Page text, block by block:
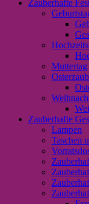
Zauberhafte
Muttertag
Zauberhafte
Lampen
Taschen